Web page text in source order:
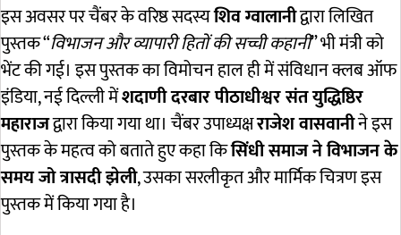
इस अवसर पर चैंबर के वरिष्ठ सदस्यशिव ग्वालानीद्वारा लिखित
पुस्तक “विभाजन और व्यापारी हितों की सच्ची कहानी” भी मंत्री को
भेंट की गई। इस पुस्तक का विमोचन हाल ही में संविधान क्लब ऑफ
इंडिया, नई दिल्ली मेंशदाणी दरबार पीठाधीश्वर संत युद्धिष्ठिर
महाराजद्वारा किया गया था। चैंबर उपाध्यक्षराजेश वासवानीने इस
पुस्तक के महत्व को बताते हुए कहा किसिंधी समाज ने विभाजन के
समय जो त्रासदी झेली, उसका सरलीकृत और मार्मिक चित्रण इस
पुस्तक में किया गया है।